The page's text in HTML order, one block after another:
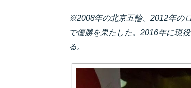
※2008年の北京五輪、2012年の
で優勝を果たした。2016年に現
る。